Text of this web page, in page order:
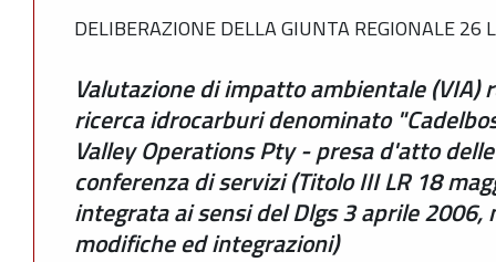
DELIBERAZIONE DELLA GIUNTA REGIONALE 26
Valutazione di impatto ambientale (VIA)
ricerca idrocarburi denominato
Valley Operations Pty - presa d'atto
conferenza di servizi (Titolo III LR 18
integrata ai sensi del Dlgs 3 aprile 2006,
modifiche ed integrazioni)